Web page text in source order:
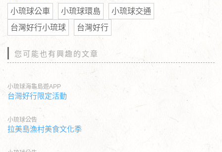
小琉球公車 小琉球環島
小琉球交通
台灣好行小琉球
台灣好行
您可能也有興趣的文章
小琉球海龜島遊APP
台灣好行限定活動
小琉球公告
拉美島漁村美食文化季